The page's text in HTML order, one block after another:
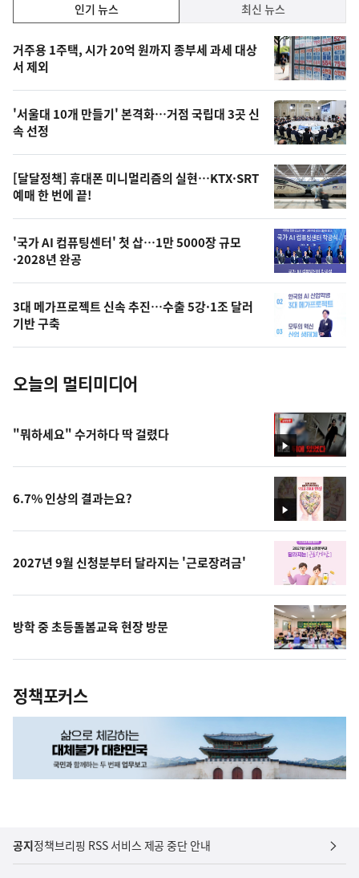
기,
최
신,
오
늘
의
영
상
오
늘
사
진
인기 뉴스 최신 뉴스
기
뉴
스
거주용 1주택, 시가 20억 원까지 종부세 과세 대상
서 제외
'서울대 10개 만들기' 본격화…거점 국립대 3곳 신
속 선정
[달달정책] 휴대폰 미니멀리즘의 실현…KTX·SRT
예매 한 번에 끝!
'국가 AI 컴퓨팅센터' 첫 삽…1만 5000장 규모
·2028년 완공
3대 메가프로젝트 신속 추진…수출 5강·1조 달러
기반 구축
오늘의 멀티미디어
영
상
"뭐하세요" 수거하다 딱 걸렸다
영
상
6.7% 인상의 결과는요?
2027년 9월 신청분부터 달라지는 '근로장려금'
방학 중 초등돌봄교육 현장 방문
정책포커스
공지정책브리핑 RSS 서비스 제공 중단 안내